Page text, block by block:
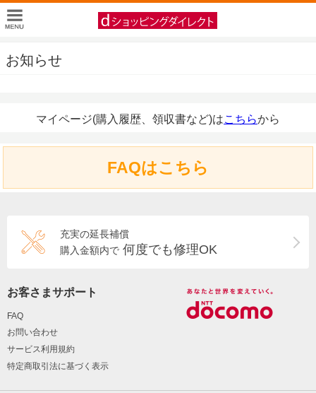
お知らせ
マイページ(購入履歴、領収書など)はこちらから
FAQはこちら
充実の延長補償
購入金額内で 何度でも修理OK
お客さまサポート
FAQ
お問い合わせ
サービス利用規約
特定商取引法に基づく表示